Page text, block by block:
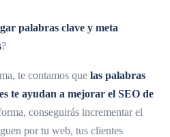
palabras clave y meta
?
te contamos que las palabras
te ayudan a mejorar el SEO de
conseguirás incrementar el
por tu web, tus clientes